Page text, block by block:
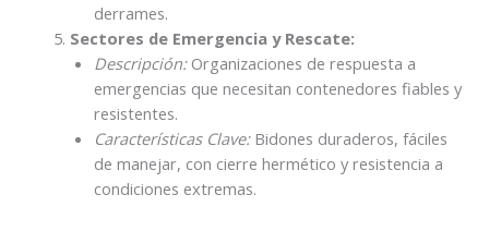
derrames.
Sectores de Emergencia y Rescate:
Descripción:Organizaciones de respuesta a
emergencias que necesitan contenedores fiables y
resistentes.
Características Clave:Bidones duraderos, fáciles
de manejar, con cierre hermético y resistencia a
condiciones extremas.